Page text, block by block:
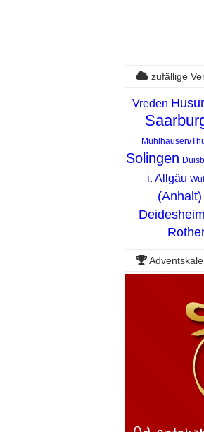
zufällige
Vreden
Mühlhausen/
Solingen
i. Allgäu
(Anhalt)
Deidesheim